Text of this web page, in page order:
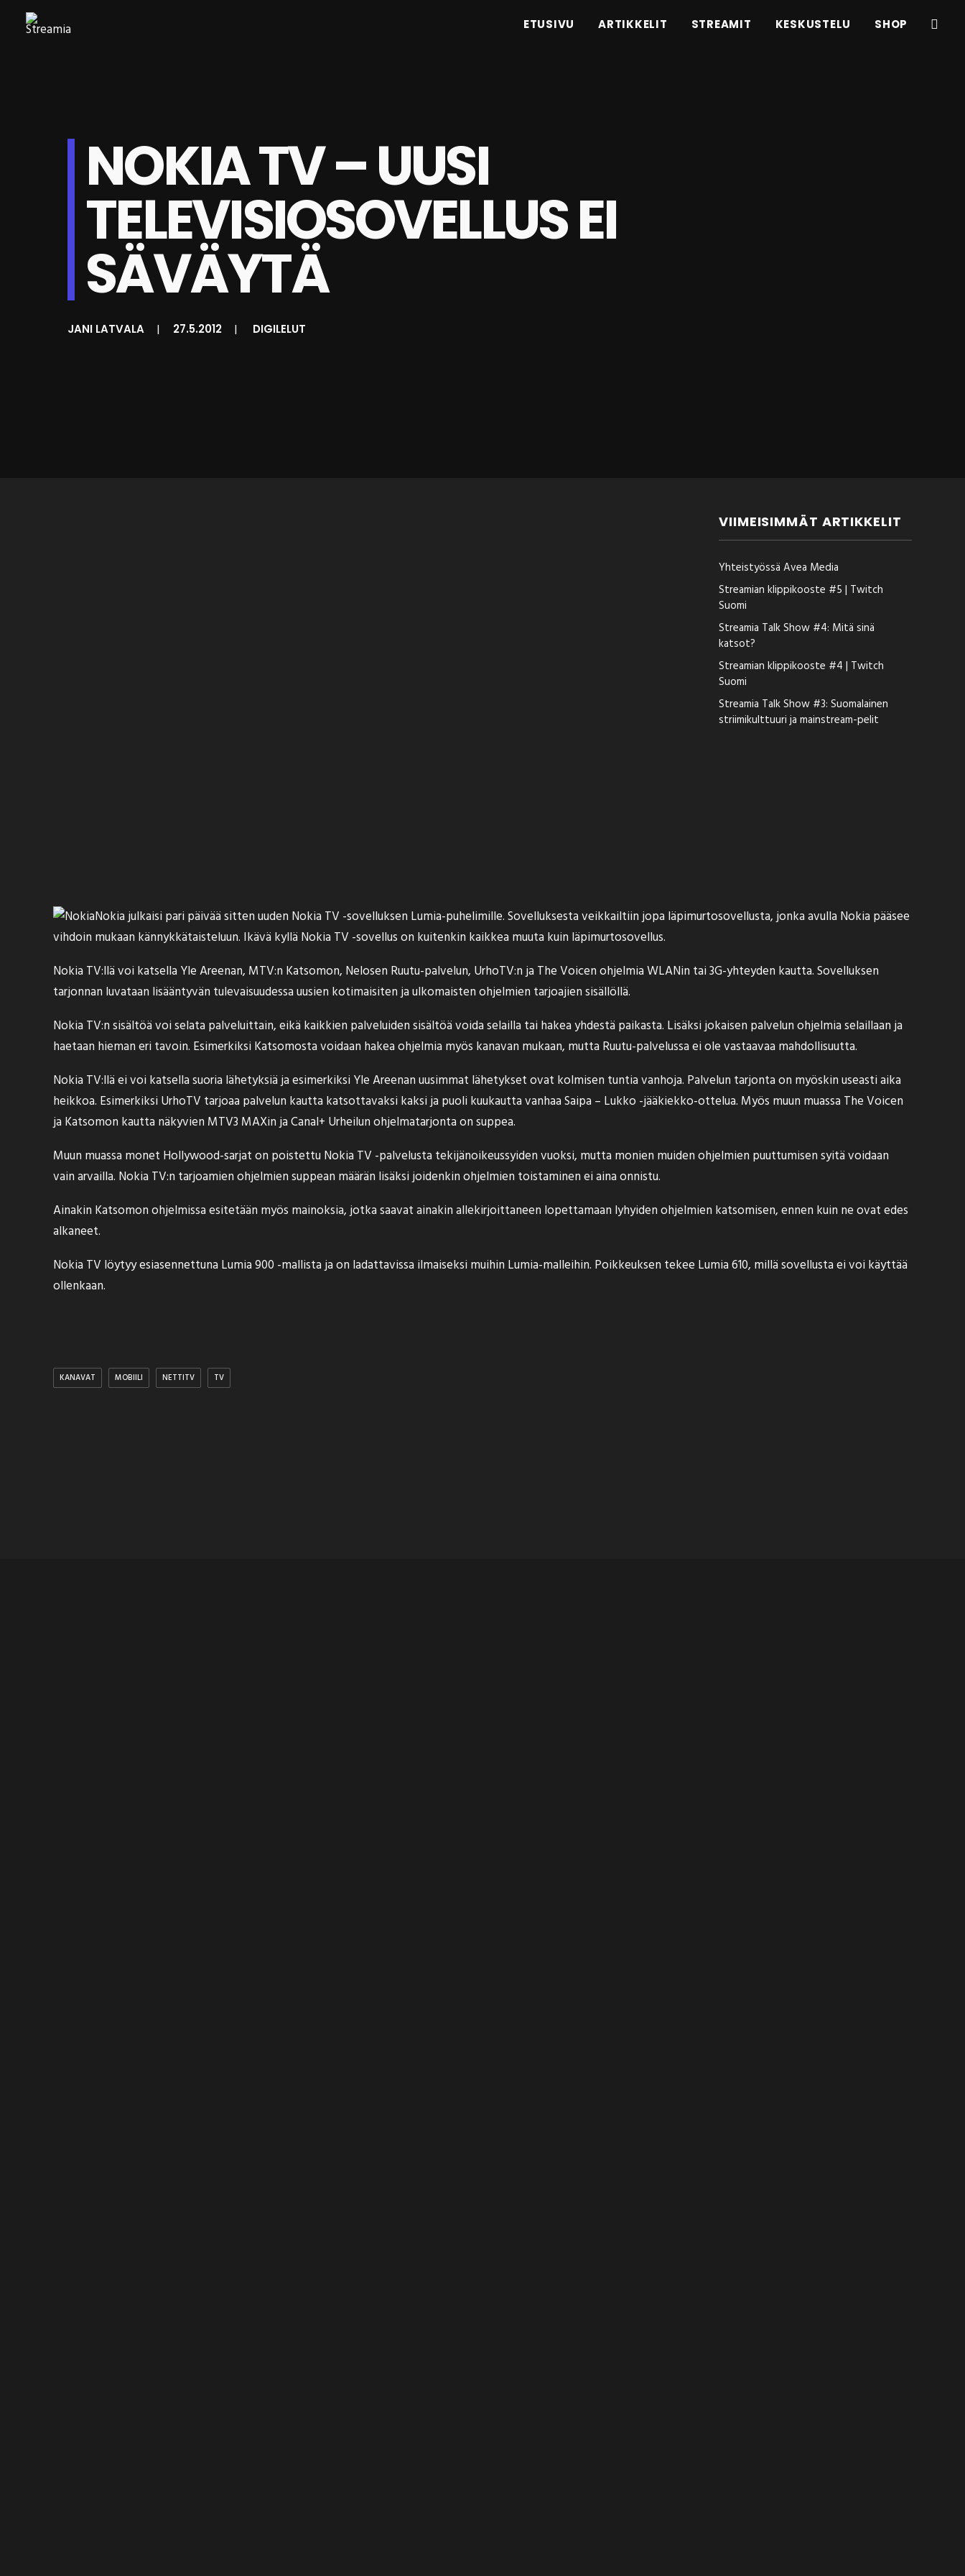
ETUSIVU ARTIKKELIT STREAMIT KESKUSTELU SHOP
NOKIA TV – UUSI
TELEVISIOSOVELLUS EI
SÄVÄYTÄ
JANI LATVALA | 27.5.2012 | DIGILELUT
VIIMEISIMMÄT ARTIKKELIT
Yhteistyössä Avea Media
Streamian klippikooste #5 | Twitch
Suomi
Streamia Talk Show #4: Mitä sinä
katsot?
Streamian klippikooste #4 | Twitch
Suomi
Streamia Talk Show #3: Suomalainen
striimikulttuuri ja mainstream-pelit
Nokia julkaisi pari päivää sitten uuden Nokia TV -sovelluksen Lumia-puhelimille. Sovelluksesta veikkailtiin jopa läpimurtosovellusta, jonka avulla Nokia pääsee
vihdoin mukaan kännykkätaisteluun. Ikävä kyllä Nokia TV -sovellus on kuitenkin kaikkea muuta kuin läpimurtosovellus.
Nokia TV:llä voi katsella Yle Areenan, MTV:n Katsomon, Nelosen Ruutu-palvelun, UrhoTV:n ja The Voicen ohjelmia WLANin tai 3G-yhteyden kautta. Sovelluksen
tarjonnan luvataan lisääntyvän tulevaisuudessa uusien kotimaisiten ja ulkomaisten ohjelmien tarjoajien sisällöllä.
Nokia TV:n sisältöä voi selata palveluittain, eikä kaikkien palveluiden sisältöä voida selailla tai hakea yhdestä paikasta. Lisäksi jokaisen palvelun ohjelmia selaillaan ja
haetaan hieman eri tavoin. Esimerkiksi Katsomosta voidaan hakea ohjelmia myös kanavan mukaan, mutta Ruutu-palvelussa ei ole vastaavaa mahdollisuutta.
Nokia TV:llä ei voi katsella suoria lähetyksiä ja esimerkiksi Yle Areenan uusimmat lähetykset ovat kolmisen tuntia vanhoja. Palvelun tarjonta on myöskin useasti aika
heikkoa. Esimerkiksi UrhoTV tarjoaa palvelun kautta katsottavaksi kaksi ja puoli kuukautta vanhaa Saipa – Lukko -jääkiekko-ottelua. Myös muun muassa The Voicen
ja Katsomon kautta näkyvien MTV3 MAXin ja Canal+ Urheilun ohjelmatarjonta on suppea.
Muun muassa monet Hollywood-sarjat on poistettu Nokia TV -palvelusta tekijänoikeussyiden vuoksi, mutta monien muiden ohjelmien puuttumisen syitä voidaan
vain arvailla. Nokia TV:n tarjoamien ohjelmien suppean määrän lisäksi joidenkin ohjelmien toistaminen ei aina onnistu.
Ainakin Katsomon ohjelmissa esitetään myös mainoksia, jotka saavat ainakin allekirjoittaneen lopettamaan lyhyiden ohjelmien katsomisen, ennen kuin ne ovat edes
alkaneet.
Nokia TV löytyy esiasennettuna Lumia 900 -mallista ja on ladattavissa ilmaiseksi muihin Lumia-malleihin. Poikkeuksen tekee Lumia 610, millä sovellusta ei voi käyttää
ollenkaan.
KANAVAT MOBIILI NETTITV TV